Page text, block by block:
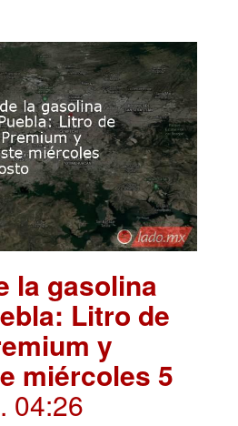
la gasolina
Litro de
y
miércoles 5
. 04:26